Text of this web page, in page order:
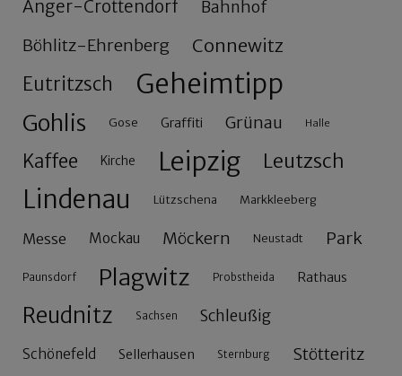
Anger-Crottendorf Bahnhof
Böhlitz-Ehrenberg Connewitz
Eutritzsch Geheimtipp
Gohlis Gose Graffiti Grünau Halle
Kaffee Kirche Leipzig Leutzsch
Lindenau Lützschena Markkleeberg
Messe Mockau Möckern Neustadt Park
Paunsdorf Plagwitz Probstheida Rathaus
Reudnitz Sachsen Schleußig
Schönefeld Sellerhausen Sternburg Stötteritz